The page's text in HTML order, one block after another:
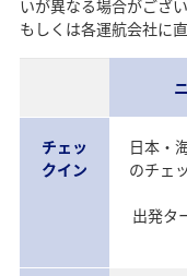
いが異なる場合がござ
もしくは各運航会社に
チェッ
クイン
日本・
のチェ
出発タ